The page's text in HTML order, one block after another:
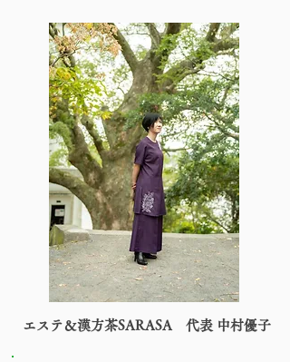
エステ＆漢方茶SARASA 代表 中村優子